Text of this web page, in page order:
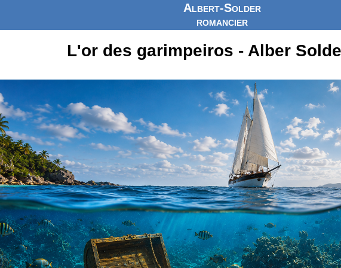
Albert-Solder
romancier
L'or des garimpeiros - Alber